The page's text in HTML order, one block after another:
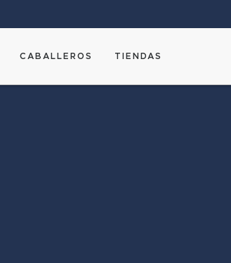
CABALLEROS TIENDAS